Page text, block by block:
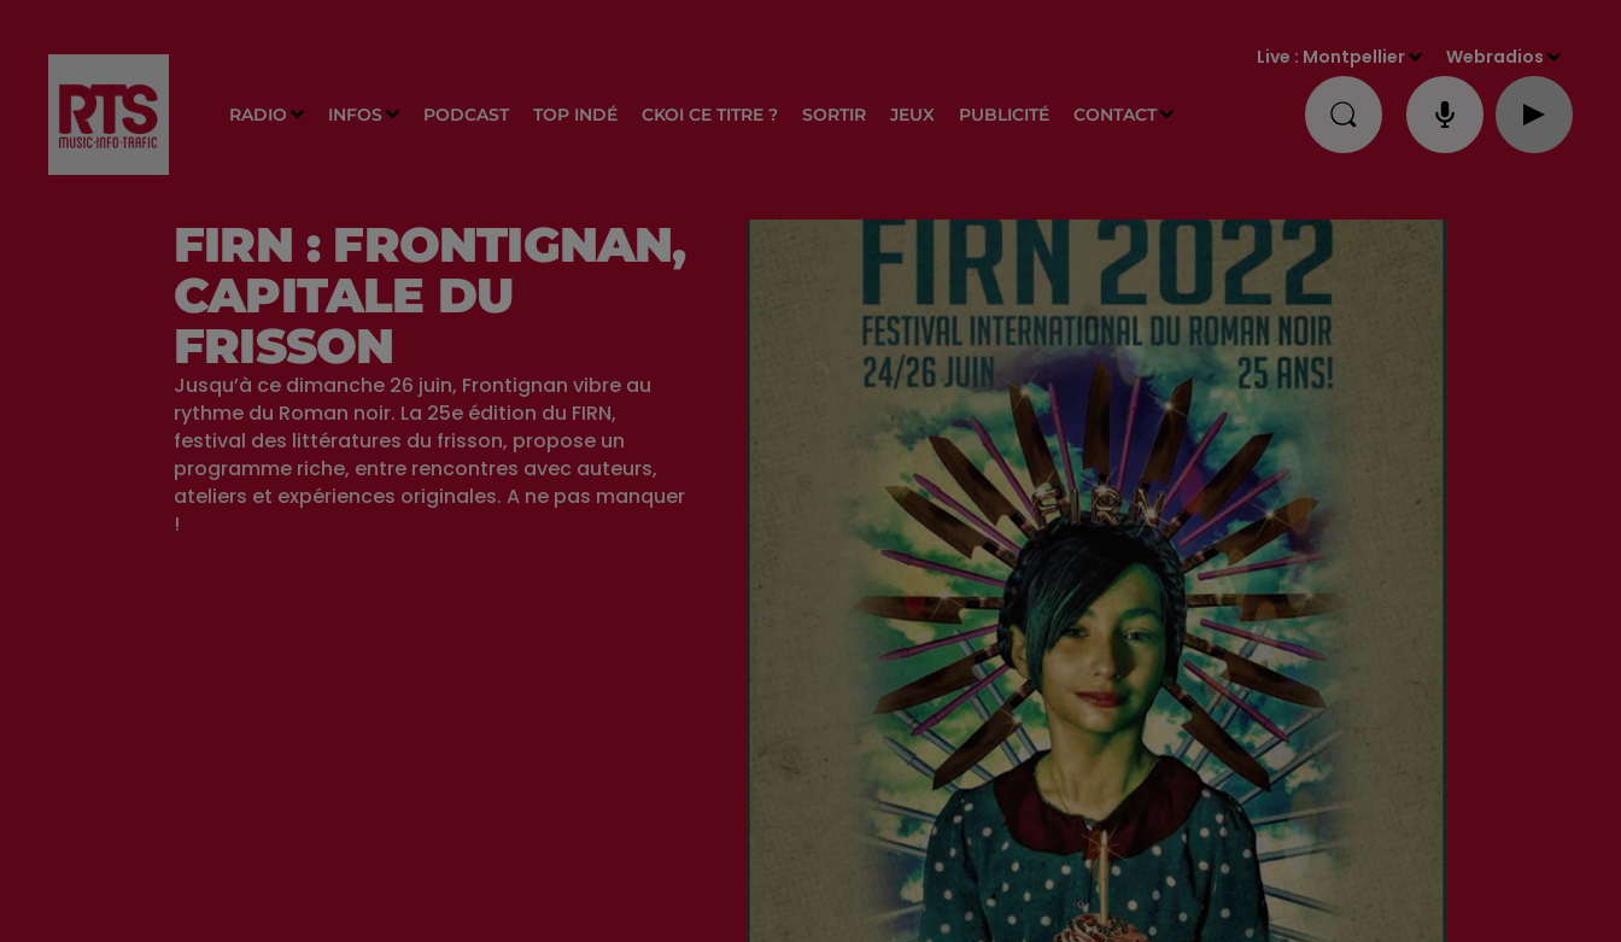
RADIO INFOS PODCAST TOP INDÉ CKOI CE TITRE ? SORTIR JEUX PUBLICITÉ CONTACT
Live : Montpellier Webradios
FIRN : FRONTIGNAN,
CAPITALE DU
FRISSON
Jusqu’à ce dimanche 26 juin, Frontignan vibre au
rythme du Roman noir. La 25e édition du FIRN,
festival des littératures du frisson, propose un
programme riche, entre rencontres avec auteurs,
ateliers et expériences originales. A ne pas manquer
!